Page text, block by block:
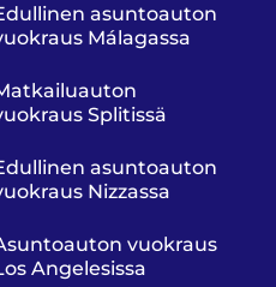
asuntoauton
Málagassa
Splitissä
asuntoauton
Nizzassa
vuokraus
Angelesissa